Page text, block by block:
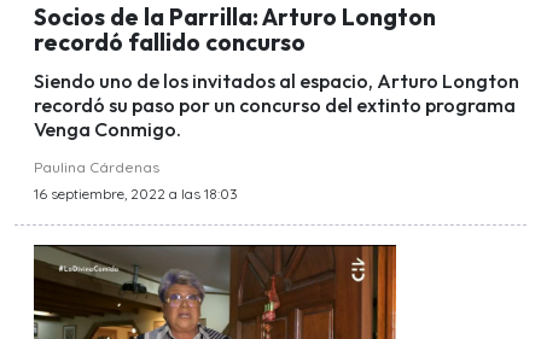
Socios de la Parrilla: Arturo Longton
recordó fallido concurso
Siendo uno de los invitados al espacio, Arturo Longton
recordó su paso por un concurso del extinto programa
Venga Conmigo.
Paulina Cárdenas
16 septiembre, 2022 a las 18:03